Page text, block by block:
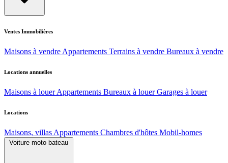
Ventes Immobilières
Maisons à vendre Appartements Terrains à vendre Bureaux à vendre
Locations annuelles
Maisons à louer Appartements Bureaux à louer Garages à louer
Locations
Maisons, villas Appartements Chambres d'hôtes Mobil-homes
Voiture moto bateau